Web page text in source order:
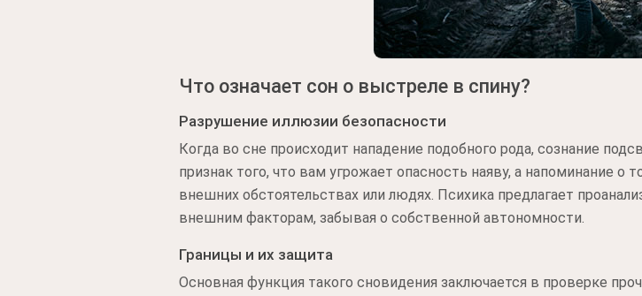
Что означает сон о выстреле в спину?
Разрушение иллюзии безопасности
Когда во сне происходит нападение подобного рода, сознание
признак того, что вам угрожает опасность наяву, а напоминание о
внешних обстоятельствах или людях. Психика предлагает
внешним факторам, забывая о собственной автономности.
Границы и их защита
Основная функция такого сновидения заключается в проверке